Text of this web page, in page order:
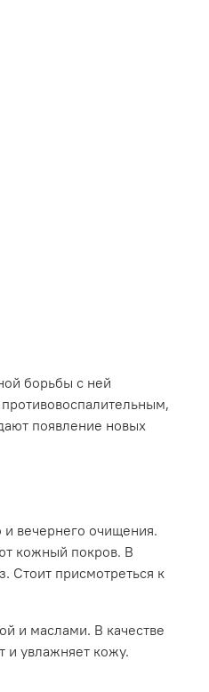
борьбы с ней
появление новых
и вечернего очищения.
кожный покров. В
Стоит присмотреться к
и маслами. В качестве
и увлажняет кожу.